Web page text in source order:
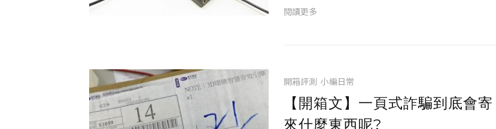
劇上都是相當具代表性的作品 電影版除了有安海瑟
閱讀更多
開箱評測 小編日常
【開箱文】一頁式詐騙到底會寄
來什麼東西呢?